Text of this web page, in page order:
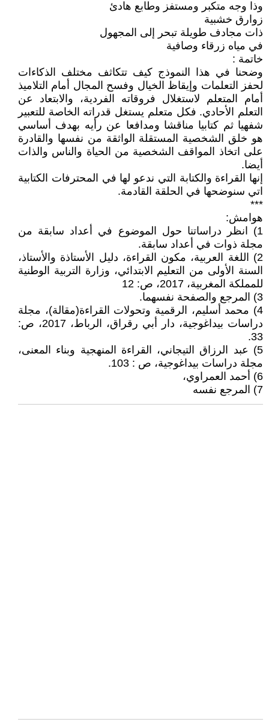
وذا وجه متكبر ومستفز وطابع هادئ
زوارق خشبية
ذات مجادف طويلة تبحر إلى المجهول
في مياه زرقاء وصافية
خاتمة :
وضحنا في هذا النموذج كيف تتكاثف مختلف الذكاءات
لحفز التعلمات وإيقاظ الخيال وفسح المجال أمام التلاميذ
أمام المتعلم لاستغلال فروقاته الفردية، والابتعاد عن
التعلم الأحادي. فكل متعلم يستغل قدراته الخاصة للتعبير
شفهيا ثم كتابيا مناقشا ومدافعا عن رأيه بهدف أساسي
هو خلق الشخصية المستقلة الواثقة من نفسها والقادرة
على اتخاذ المواقف الشخصية من الحياة والناس والذات
أيضا.
إنها القراءة والكتابة التي ندعو لها في المحترفات الكتابية
اتي سنوضحها في الحلقة القادمة.
***
هوامش:
1) انظر دراساتنا حول الموضوع في أعداد سابقة من
مجلة ذوات في أعداد سابقة.
2) اللغة العربية، مكون القراءة، دليل الأستاذة والأستاذ،
السنة الأولى من التعليم الابتدائي، وزارة التربية الوطنية
للمملكة المغربية، 2017، ص: 12
3) المرجع والصفحة نفسهما.
4) محمد أسليم، الرقمية وتحولات القراءة(مقالة)، مجلة
دراسات بيداغوجية، دار أبي رقراق، الرباط، 2017، ص:
33.
5) عبد الرزاق التيجاني، القراءة المنهجية وبناء المعنى،
مجلة دراسات بيداغوجية، ص : 103.
6) أحمد العمراوي،
7) المرجع نفسه